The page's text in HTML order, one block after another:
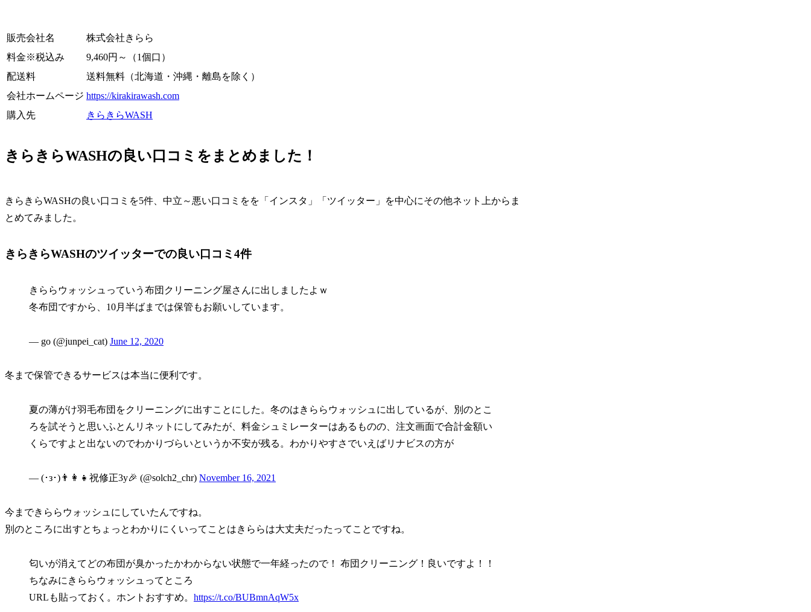
販売会社名
株式会社きらら
料金※税込み
9,460円～（1個口）
配送料
送料無料（北海道・沖縄・離島を除く）
会社ホームページ https://kirakirawash.com
購入先
きらきらWASH
きらきらWASHの良い口コミをまとめました！
きらきらWASHの良い口コミを5件、中立～悪い口コミをを「インスタ」「ツイッター」を中心にその他ネット上からま
とめてみました。
きらきらWASHのツイッターでの良い口コミ4件
きららウォッシュっていう布団クリーニング屋さんに出しましたよｗ
冬布団ですから、10月半ばまでは保管もお願いしています。
— go (@junpei_cat) June 12, 2020
冬まで保管できるサービスは本当に便利です。
夏の薄がけ羽毛布団をクリーニングに出すことにした。冬のはきららウォッシュに出しているが、別のとこ
ろを試そうと思いふとんリネットにしてみたが、料金シュミレーターはあるものの、注文画面で合計金額い
くらですよと出ないのでわかりづらいというか不安が残る。わかりやすさでいえばリナビスの方が
— (･з･)👨‍👩‍👧祝修正3y🎉 (@solch2_chr) November 16, 2021
今まできららウォッシュにしていたんですね。
別のところに出すとちょっとわかりにくいってことはきららは大丈夫だったってことですね。
匂いが消えてどの布団が臭かったかわからない状態で一年経ったので！ 布団クリーニング！良いですよ！！
ちなみにきららウォッシュってところ
URLも貼っておく。ホントおすすめ。 https://t.co/BUBmnAqW5x